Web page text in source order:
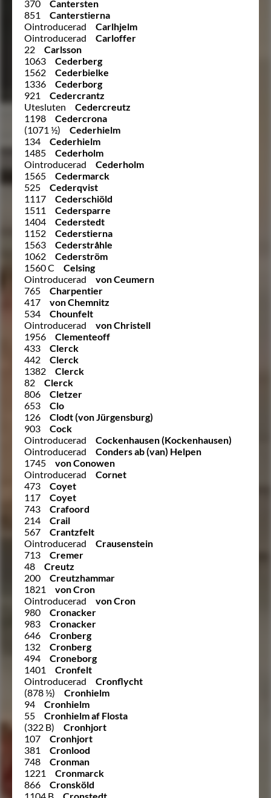
370
Cantersten
851
Canterstierna
Ointroducerad
Carlhjelm
Ointroducerad
Carloffer
22
Carlsson
1063
Cederberg
1562
Cederbielke
1336
Cederborg
921
Cedercrantz
Utesluten
Cedercreutz
1198
Cedercrona
(1071 ½)
Cederhielm
134
Cederhielm
1485
Cederholm
Ointroducerad
Cederholm
1565
Cedermarck
525
Cederqvist
1117
Cederschiöld
1511
Cedersparre
1404
Cederstedt
1152
Cederstierna
1563
Cederstråhle
1062
Cederström
1560 C
Celsing
Ointroducerad
von Ceumern
765
Charpentier
417
von Chemnitz
534
Chounfelt
Ointroducerad
von Christell
1956
Clementeoff
433
Clerck
442
Clerck
1382
Clerck
82
Clerck
806
Cletzer
653
Clo
126
Clodt (von Jürgensburg)
903
Cock
Ointroducerad
Cockenhausen (Kockenhausen)
Ointroducerad
Conders ab (van) Helpen
1745
von Conowen
Ointroducerad
Cornet
473
Coyet
117
Coyet
743
Crafoord
214
Crail
567
Crantzfelt
Ointroducerad
Crausenstein
713
Cremer
48
Creutz
200
Creutzhammar
1821
von Cron
Ointroducerad
von Cron
980
Cronacker
983
Cronacker
646
Cronberg
132
Cronberg
494
Croneborg
1401
Cronfelt
Ointroducerad
Cronflycht
(878 ½)
Cronhielm
94
Cronhielm
55
Cronhielm af Flosta
(322 B)
Cronhjort
107
Cronhjort
381
Cronlood
748
Cronman
1221
Cronmarck
866
Cronsköld